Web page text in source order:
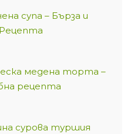
супа – Бърза и
медена торта –
рецепта
сурова туршия